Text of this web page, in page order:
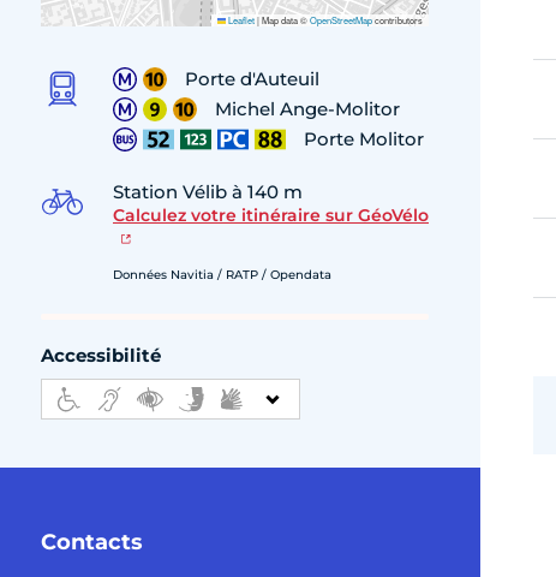
Leaflet|Map data ©OpenStreetMapcontributors
Porte d'Auteuil
Michel Ange-Molitor
Porte Molitor
Station Vélib à 140 m
Calculez votre itinéraire sur GéoVélo
Données Navitia / RATP / Opendata
Accessibilité
Contacts